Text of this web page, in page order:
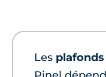
Les